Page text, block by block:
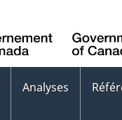
Analyses